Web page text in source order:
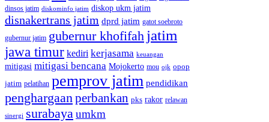
dinsos jatim diskominfo jatim diskop ukm jatim
disnakertrans jatim dprd jatim gatot soebroto
gubernur jatim gubernur khofifah jatim
jawa timur kediri kerjasama keuangan
mitigasi mitigasi bencana Mojokerto mou ojk opop
jatim pelatihan pemprov jatim pendidikan
penghargaanperbankan pks rakor relawan
sinergi surabayaumkm